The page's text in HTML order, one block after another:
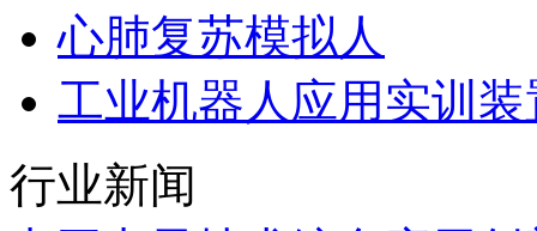
心肺复苏模拟人
工业机器人应用实训装
行业新闻